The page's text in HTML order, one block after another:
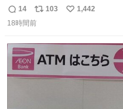
言で… 中森明菜さんが
返
信
14
リ
ポ
ト
数
103
い
1,442
18時間前